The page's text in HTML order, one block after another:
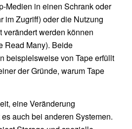
Medien in einen Schrank oder
im Zugriff) oder die Nutzung
verändert werden können
Read Many). Beide
beispielsweise von Tape erfüllt
der Gründe, warum Tape
eine Veränderung
auch bei anderen Systemen.